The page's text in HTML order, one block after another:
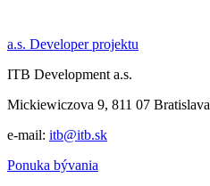
a.s. Developer projektu
ITB Development a.s.
Mickiewiczova 9, 811 07 Bratislava
e-mail: itb@itb.sk
Ponuka bývania